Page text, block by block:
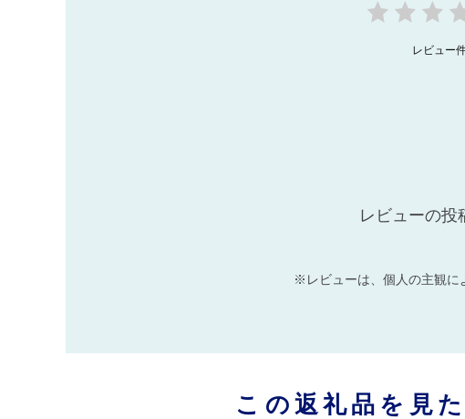
レビュー
レビューの投
※レビューは、個人の主観に
この返礼品を見